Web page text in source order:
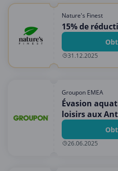
Nature's Finest
15% de
31.12.2025
Groupon EMEA
Évasion
loisirs aux
(jusqu'à 34%
26.06.2025